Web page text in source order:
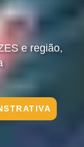
e região,